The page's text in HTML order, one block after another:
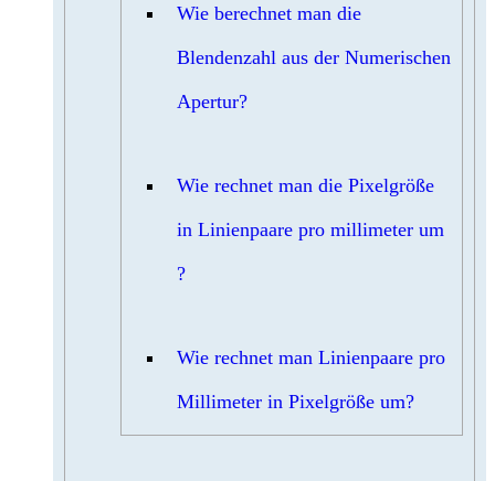
Wie berechnet man die
Blendenzahl aus der Numerischen
Apertur?
Wie rechnet man die Pixelgröße
in Linienpaare pro millimeter um
?
Wie rechnet man Linienpaare pro
Millimeter in Pixelgröße um?